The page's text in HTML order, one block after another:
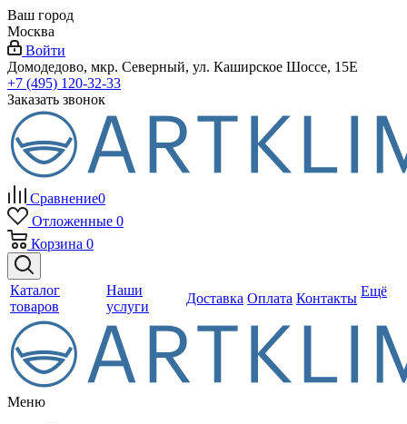
Ваш город
Москва
Войти
Домодедово, мкр. Северный, ул. Каширское Шоссе, 15Е
+7 (495) 120-32-33
Заказать звонок
Сравнение0
Отложенные 0
Корзина 0
Каталог
товаров
Наши
услуги
Доставка Оплата Контакты Ещё
Меню